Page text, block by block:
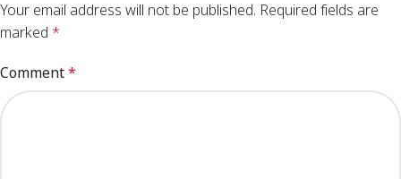
Your email address will not be published. Required fields are
marked *
Comment*